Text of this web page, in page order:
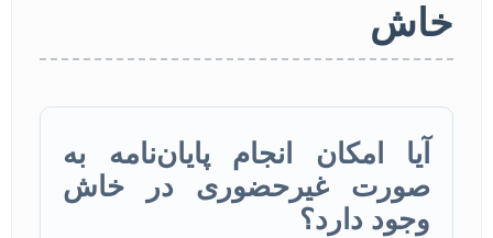
خاش
آیا امکان انجام پایان‌نامه به
صورت غیرحضوری در خاش
وجود دارد؟